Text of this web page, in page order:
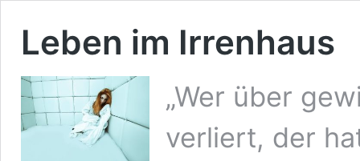
Leben im Irrenhaus
„Wer über
verliert, der